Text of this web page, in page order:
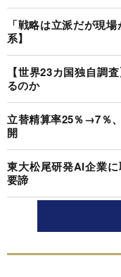
「戦略は立派だが現
系】
【世界23カ国独自調
るのか
立替精算率25％→7％
開
東大松尾研発AI企業
要諦